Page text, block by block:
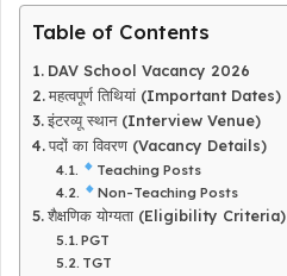
Table of Contents
DAV School Vacancy 2026
महत्वपूर्ण तिथियां (Important Dates)
इंटरव्यू स्थान (Interview Venue)
पदों का विवरण (Vacancy Details)
Teaching Posts
Non-Teaching Posts
शैक्षणिक योग्यता (Eligibility Criteria)
PGT
TGT